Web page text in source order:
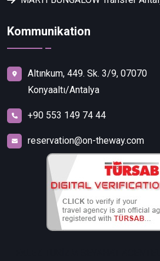
Kommunikation
Altınkum, 449. Sk. 3/9, 07070
Konyaaltı/Antalya
+90 553 149 74 44
reservation@on-theway.com